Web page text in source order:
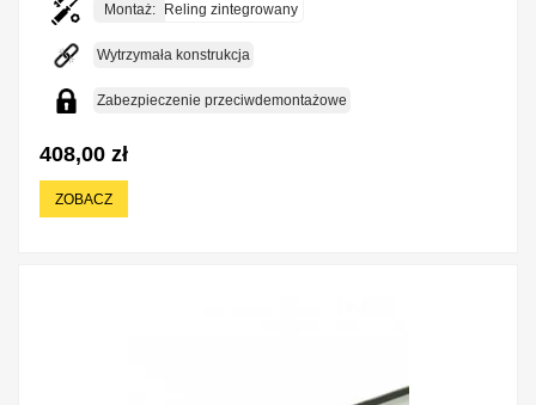
Montaż: Reling zintegrowany
Wytrzymała konstrukcja
Zabezpieczenie przeciwdemontażowe
408,00 zł
ZOBACZ